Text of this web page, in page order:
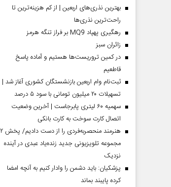
بهترین نذری‌های اربعین | از کم هزینه‌ترین تا
راحت‌ترین نذری‌ها
رهگیری پهپاد MQ9 بر فراز تنگه هرمز
‌زائران سبز
در کمین تروریست‌ها هستیم و آماده پاسخ
قاطعیم
ثبت‌نام وام اربعین بازنشستگان کشوری آغاز شد |
تسهیلات ۲۰ میلیون تومانی با سود ۵ درصد
سهمیه ۶۰ لیتری پابرجاست | آخرین وضعیت
اتصال کارت سوخت به کارت بانکی
هنرمند منحصر‌به‌فردی را از دست دادیم/ پخش ۲
مجموعه تلویزیونی جدید زنده‌یاد عبدی در آینده
نزدیک
پزشکیان: باید دشمن را وادار کنیم به آنچه امضا
کرده پایبند بماند